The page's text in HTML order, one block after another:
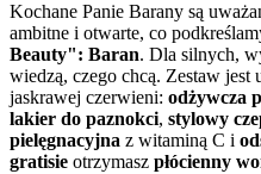
Kochane Panie Barany są
ambitne i otwarte, co
Beauty": Baran. Dla silnych,
wiedzą, czego chcą. Zestaw
jaskrawej czerwieni: odżywcza
lakier do paznokci, stylowy
pielęgnacyjna z witaminą C i
gratisie otrzymasz płócienny